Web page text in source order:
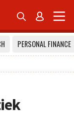
 
PERSONAL FINANCE